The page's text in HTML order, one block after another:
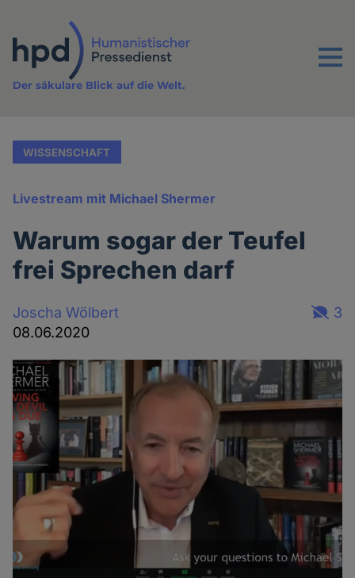
Inhalt
Menu
Der säkulare Blick auf die Welt.
WISSENSCHAFT
Livestream mit Michael Shermer
Warum sogar der Teufel
frei Sprechen darf
Joscha Wölbert
08.06.2020
3